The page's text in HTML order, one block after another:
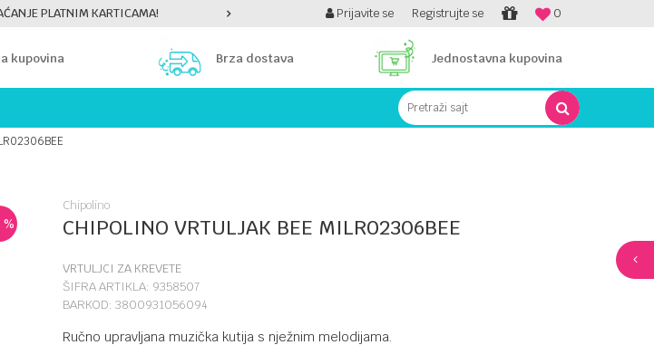
PLATNIM KARTICAMA! PLATI UNICREDIT KARTICOM NA RATE! 0
Prijavite se Registrujte se
kupovina Brza dostava Jednostavna kupovina
Pretraži sajt
%
Chipolino
CHIPOLINO VRTULJAK BEE MILR02306BEE
VRTULJCI ZA KREVETE
ŠIFRA ARTIKLA: 9358507
BARKOD: 3800931056094
Ručno upravljana muzička kutija s nježnim melodijama.